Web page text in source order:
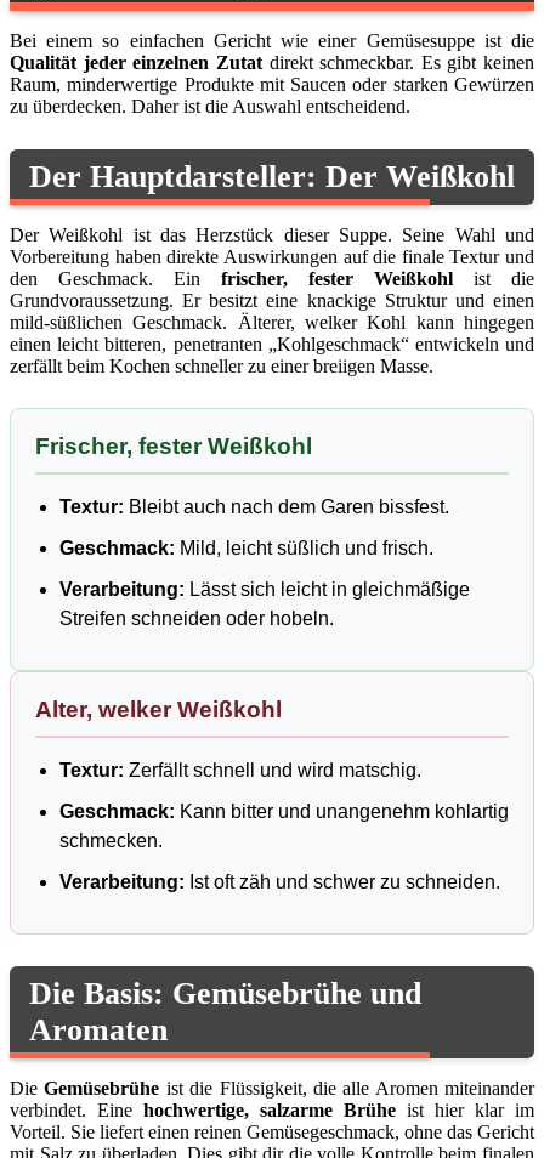
Bei einem so einfachen Gericht wie einer Gemüsesuppe ist die
Qualität jeder einzelnen Zutatdirekt schmeckbar. Es gibt keinen
Raum, minderwertige Produkte mit Saucen oder starken Gewürzen
zu überdecken. Daher ist die Auswahl entscheidend.
Der Hauptdarsteller: Der Weißkohl
Der Weißkohl ist das Herzstück dieser Suppe. Seine Wahl und
Vorbereitung haben direkte Auswirkungen auf die finale Textur und
den Geschmack. Ein frischer, fester Weißkohl ist die
Grundvoraussetzung. Er besitzt eine knackige Struktur und einen
mild-süßlichen Geschmack. Älterer, welker Kohl kann hingegen
einen leicht bitteren, penetranten „Kohlgeschmack“ entwickeln und
zerfällt beim Kochen schneller zu einer breiigen Masse.
Frischer, fester Weißkohl
Textur: Bleibt auch nach dem Garen bissfest.
Geschmack: Mild, leicht süßlich und frisch.
Verarbeitung: Lässt sich leicht in gleichmäßige
Streifen schneiden oder hobeln.
Alter, welker Weißkohl
Textur: Zerfällt schnell und wird matschig.
Geschmack: Kann bitter und unangenehm kohlartig
schmecken.
Verarbeitung: Ist oft zäh und schwer zu schneiden.
Die Basis: Gemüsebrühe und
Aromaten
DieGemüsebrühe ist die Flüssigkeit, die alle Aromen miteinander
verbindet. Eine hochwertige, salzarme Brühe ist hier klar im
Vorteil. Sie liefert einen reinen Gemüsegeschmack, ohne das Gericht
mit Salz zu überladen. Dies gibt dir die volle Kontrolle beim finalen